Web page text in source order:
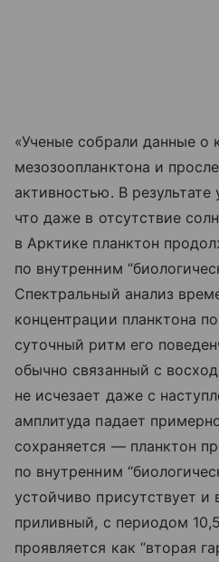
«Ученые собрали данные о
мезозоопланктона и
активностью. В результате
что даже в отсутствие
в Арктике планктон
по внутренним
Спектральный анализ
концентрации планктона
суточный ритм его
обычно связанный с
не исчезает даже с
амплитуда падает
сохраняется — планктон
по внутренним
устойчиво присутствует
приливный, с периодом
проявляется как “вторая